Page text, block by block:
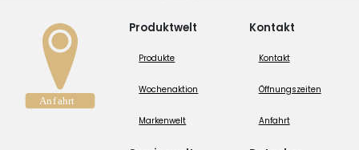
Produktwelt
Produkte
Wochenaktion
Markenwelt
Kontakt
Kontakt
Öffnungszeiten
Anfahrt